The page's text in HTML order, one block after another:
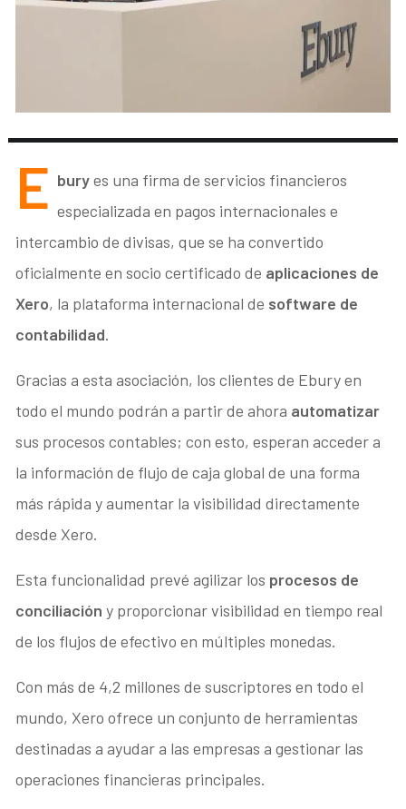
E buryes una firma de servicios financieros
especializada en pagos internacionales e
intercambio de divisas, que se ha convertido
oficialmente en socio certificado de aplicaciones de
Xero, la plataforma internacional de software de
contabilidad.
Gracias a esta asociación, los clientes de Ebury en
todo el mundo podrán a partir de ahora automatizar
sus procesos contables; con esto, esperan acceder a
la información de flujo de caja global de una forma
más rápida y aumentar la visibilidad directamente
desde Xero.
Esta funcionalidad prevé agilizar los procesos de
conciliación y proporcionar visibilidad en tiempo real
de los flujos de efectivo en múltiples monedas.
Con más de 4,2 millones de suscriptores en todo el
mundo, Xero ofrece un conjunto de herramientas
destinadas a ayudar a las empresas a gestionar las
operaciones financieras principales.